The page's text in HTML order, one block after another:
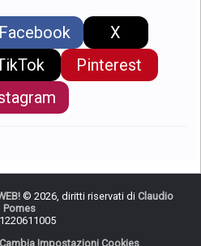
Facebook
X
Pinterest
© 2026, diritti riservati di Claudio
Pomes
Cambia Impostazioni Cookies